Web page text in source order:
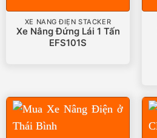
XE NÂNG ĐIỆN STACKER
Xe Nâng Đứng Lái 1 Tấn
EFS101S